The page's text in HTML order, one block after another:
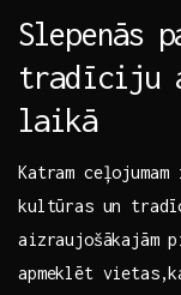
Slepenās
tradīciju
laikā
Katram
kultūras un
aizraujošākajām
apmeklēt